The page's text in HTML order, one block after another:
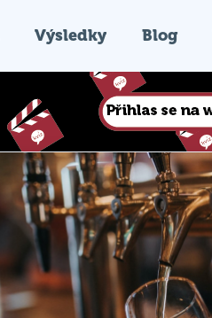
Výsledky Blog